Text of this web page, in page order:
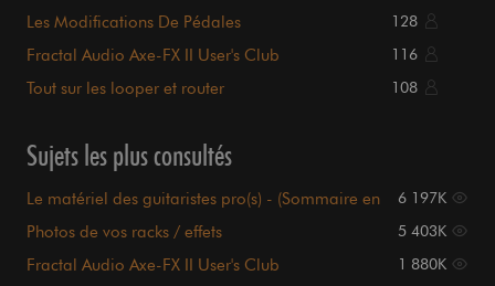
Les Modifications De Pédales 128
Fractal Audio Axe-FX II User's Club 116
Tout sur les looper et router 108
Sujets les plus consultés
Le matériel des guitaristes pro(s) - (Sommaire en
6 197K
Photos de vos racks / effets 5 403K
Fractal Audio Axe-FX II User's Club 1 880K